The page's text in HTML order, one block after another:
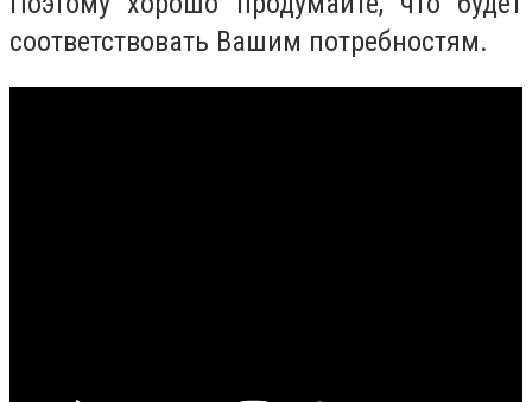
соответствовать Вашим потребностям.